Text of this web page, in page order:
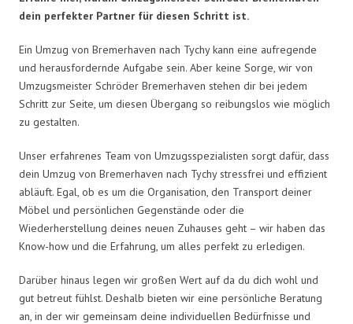
dein perfekter Partner für diesen Schritt ist.
Ein Umzug von Bremerhaven nach Tychy kann eine aufregende
und herausfordernde Aufgabe sein. Aber keine Sorge, wir von
Umzugsmeister Schröder Bremerhaven stehen dir bei jedem
Schritt zur Seite, um diesen Übergang so reibungslos wie möglich
zu gestalten.
Unser erfahrenes Team von Umzugsspezialisten sorgt dafür, dass
dein Umzug von Bremerhaven nach Tychy stressfrei und effizient
abläuft. Egal, ob es um die Organisation, den Transport deiner
Möbel und persönlichen Gegenstände oder die
Wiederherstellung deines neuen Zuhauses geht – wir haben das
Know-how und die Erfahrung, um alles perfekt zu erledigen.
Darüber hinaus legen wir großen Wert auf da du dich wohl und
gut betreut fühlst. Deshalb bieten wir eine persönliche Beratung
an, in der wir gemeinsam deine individuellen Bedürfnisse und